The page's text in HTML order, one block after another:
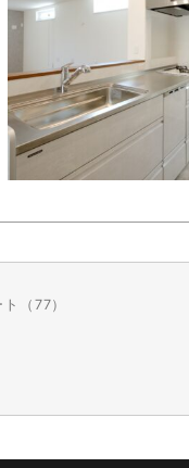
（77）